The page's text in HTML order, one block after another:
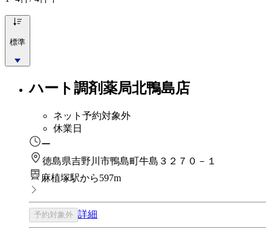
標準
ハート調剤薬局北鴨島店
ネット予約対象外
休業日
ー
徳島県吉野川市鴨島町牛島３２７０－１
麻植塚駅から597m
予約対象外 詳細